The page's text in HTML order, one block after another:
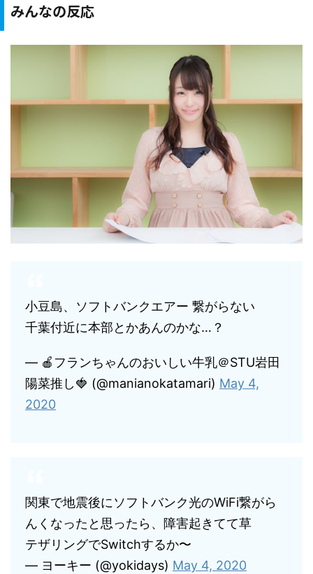
みんなの反応
小豆島、ソフトバンクエアー 繋がらない
千葉付近に本部とかあんのかな…？
— 🍎フランちゃんのおいしい牛乳＠STU岩田
陽菜推し🍓 (@manianokatamari) May 4,
2020
関東で地震後にソフトバンク光のWiFi繋がら
んくなったと思ったら、障害起きてて草
テザリングでSwitchするか〜
— ヨーキー (@yokidays) May 4, 2020